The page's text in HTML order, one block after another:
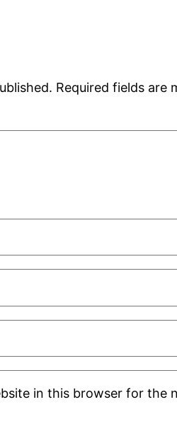
Required fields are
in this browser for the